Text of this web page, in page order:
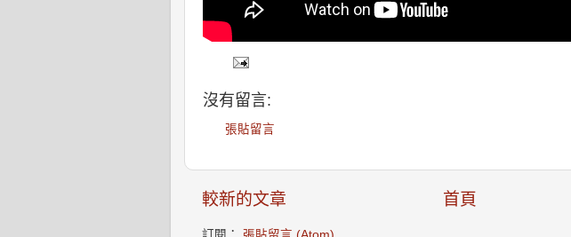
沒有留言:
張貼留言
較新的文章 首頁